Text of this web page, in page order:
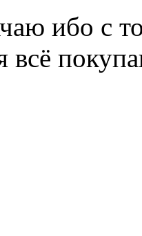
ибо с
всё